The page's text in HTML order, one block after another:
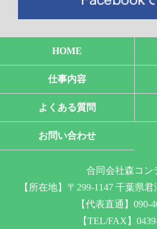
HOME
仕事内容
よくある質問
お問い合わせ
合同会社森コン
【所在地】〒299-1147 千葉県
【代表直通】090-
【TEL/FAX】